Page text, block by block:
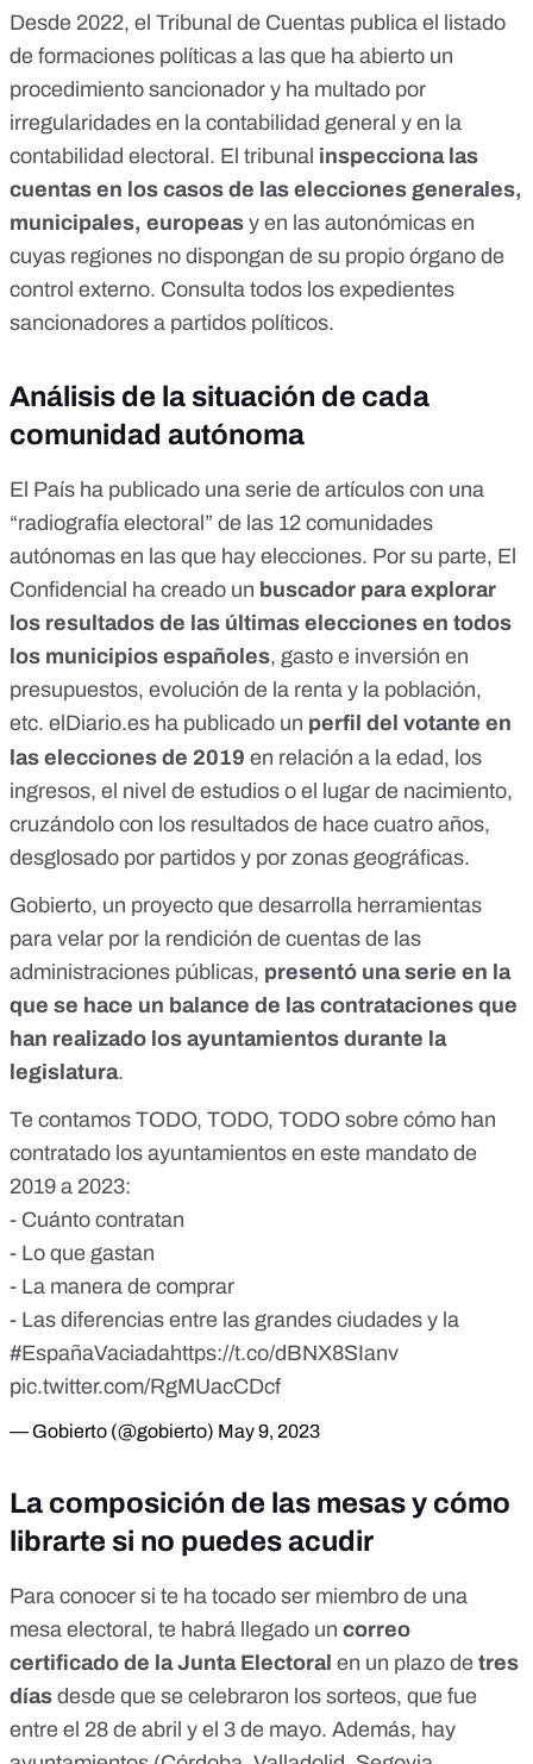
Desde 2022, el Tribunal de Cuentas publica el listado
de formaciones políticas a las que ha abierto un
procedimiento sancionador y ha multado por
irregularidades en la contabilidad general y en la
contabilidad electoral. El tribunal inspecciona las
cuentas en los casos de las elecciones generales,
municipales, europeas y en las autonómicas en
cuyas regiones no dispongan de su propio órgano de
control externo. Consulta todos los expedientes
sancionadores a partidos políticos.
Análisis de la situación de cada
comunidad autónoma
El País ha publicado una serie de artículos con una
“radiografía electoral” de las 12 comunidades
autónomas en las que hay elecciones. Por su parte, El
Confidencial ha creado un buscador para explorar
los resultados de las últimas elecciones en todos
los municipios españoles, gasto e inversión en
presupuestos, evolución de la renta y la población,
etc. elDiario.es ha publicado un perfil del votante en
las elecciones de 2019 en relación a la edad, los
ingresos, el nivel de estudios o el lugar de nacimiento,
cruzándolo con los resultados de hace cuatro años,
desglosado por partidos y por zonas geográficas.
Gobierto, un proyecto que desarrolla herramientas
para velar por la rendición de cuentas de las
administraciones públicas, presentó una serie en la
que se hace un balance de las contrataciones que
han realizado los ayuntamientos durante la
legislatura.
Te contamos TODO, TODO, TODO sobre cómo han
contratado los ayuntamientos en este mandato de
2019 a 2023:
- Cuánto contratan
- Lo que gastan
- La manera de comprar
- Las diferencias entre las grandes ciudades y la
#EspañaVaciadahttps://t.co/dBNX8SIanv
pic.twitter.com/RgMUacCDcf
— Gobierto (@gobierto) May 9, 2023
La composición de las mesas y cómo
librarte si no puedes acudir
Para conocer si te ha tocado ser miembro de una
mesa electoral, te habrá llegado un correo
certificado de la Junta Electoral en un plazo de tres
días desde que se celebraron los sorteos, que fue
entre el 28 de abril y el 3 de mayo. Además, hay